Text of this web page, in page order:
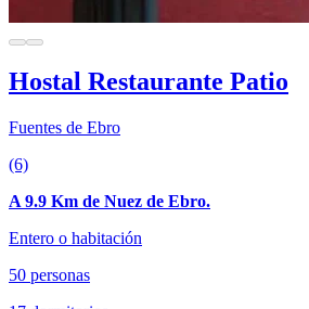
Hostal Restaurante Patio
Fuentes de Ebro
(6)
A 9.9 Km de Nuez de Ebro.
Entero o habitación
50 personas